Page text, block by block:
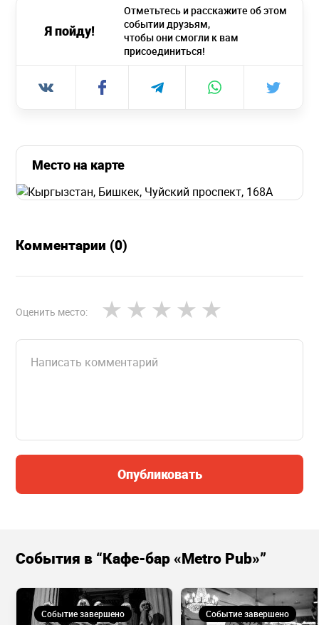
Я пойду!
Отметьтесь и расскажите об этом
событии друзьям,
чтобы они смогли к вам
присоединиться!
Место на карте
Комментарии (0)
Оценить место:
Опубликовать
События в “Кафе-бар «Metro Pub»”
Событие завершено Событие завершено